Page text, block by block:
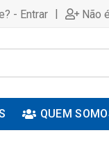
- Entrar | Não
QUEM